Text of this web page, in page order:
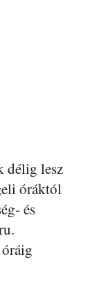
délig lesz
óráktól
és